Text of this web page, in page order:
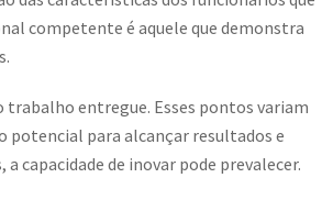
competente é aquele que demonstra
trabalho entregue. Esses pontos variam
potencial para alcançar resultados e
capacidade de inovar pode prevalecer.